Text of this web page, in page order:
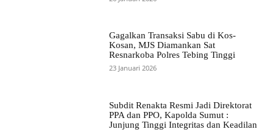
Gagalkan Transaksi Sabu di Kos-
Kosan, MJS Diamankan Sat
Resnarkoba Polres Tebing Tinggi
23 Januari 2026
Subdit Renakta Resmi Jadi Direktorat
PPA dan PPO, Kapolda Sumut :
Junjung Tinggi Integritas dan Keadilan